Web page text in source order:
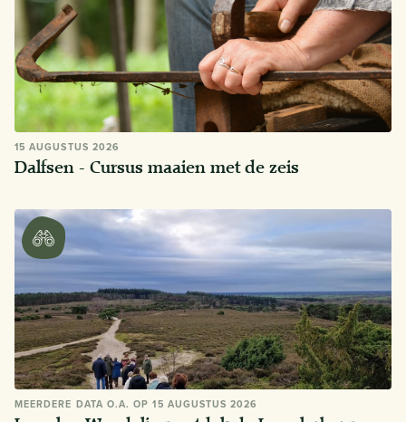
15 AUGUSTUS 2026
Dalfsen - Cursus maaien met de zeis
MEERDERE DATA O.A. OP 15 AUGUSTUS 2026